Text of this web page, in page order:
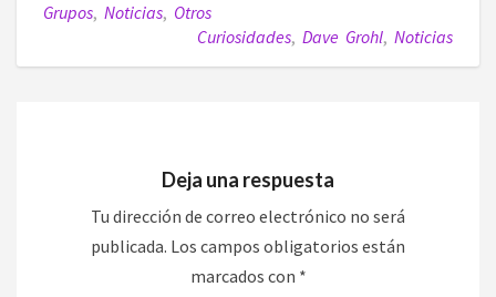
Grupos, Noticias, Otros
Curiosidades, Dave Grohl, Noticias
Deja una respuesta
Tu dirección de correo electrónico no será
publicada. Los campos obligatorios están
marcados con *